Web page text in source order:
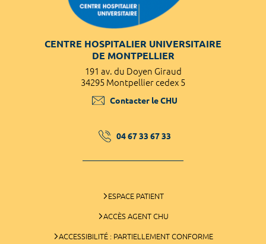
CENTRE HOSPITALIER UNIVERSITAIRE
DE MONTPELLIER
191 av. du Doyen Giraud
34295 Montpellier cedex 5
Contacter le CHU
04 67 33 67 33
ESPACE PATIENT
ACCÈS AGENT CHU
ACCESSIBILITÉ : PARTIELLEMENT CONFORME